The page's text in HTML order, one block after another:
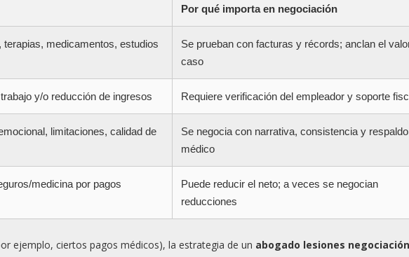
Por qué importa en negociación
terapias, medicamentos, estudios
Se prueban con facturas y récords; anclan el
caso
y/o reducción de ingresos Requiere verificación del empleador y soporte
limitaciones, calidad de
Se negocia con narrativa, consistencia y respaldo
médico
medicina por pagos
Puede reducir el neto; a veces se negocian
reducciones
ejemplo, ciertos pagos médicos), la estrategia de un abogado lesiones